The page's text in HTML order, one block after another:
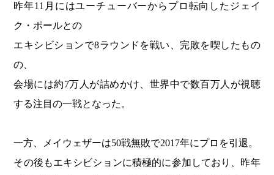
昨年11月にはユーチューバーからプロ転向したジェイ
ク・ポールとの
エキシビションで8ラウンドを戦い、完敗を喫したもの
の、
会場には約7万人が詰めかけ、世界中で数百万人が視聴
する注目の一戦となった。
一方、メイウェザーは50戦無敗で2017年にプロを引退。
その後もエキシビションに積極的に参加しており、昨年